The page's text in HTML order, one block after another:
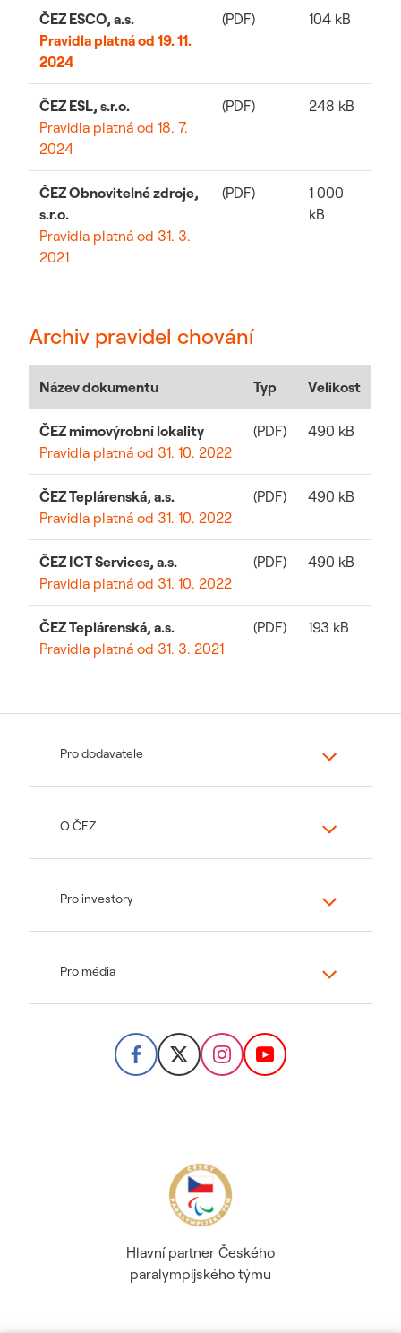
ČEZ ESCO, a.s.
Pravidla platná od 19. 11.
2024
(PDF) 104 kB
ČEZ ESL, s.r.o.
Pravidla platná od 18. 7.
2024
(PDF) 248 kB
ČEZ Obnovitelné zdroje,
s.r.o.
Pravidla platná od 31. 3.
2021
(PDF)
1 000
kB
Archiv pravidel chování
Název dokumentu Typ Velikost
ČEZ mimovýrobní lokality
Pravidla platná od 31. 10. 2022
(PDF) 490 kB
ČEZ Teplárenská, a.s.
Pravidla platná od 31. 10. 2022
(PDF) 490 kB
ČEZ ICT Services, a.s.
Pravidla platná od 31. 10. 2022
(PDF) 490 kB
ČEZ Teplárenská, a.s.
Pravidla platná od 31. 3. 2021
(PDF) 193 kB
Pro dodavatele
O ČEZ
Pro investory
Pro média
Hlavní partner Českého
paralympijského týmu